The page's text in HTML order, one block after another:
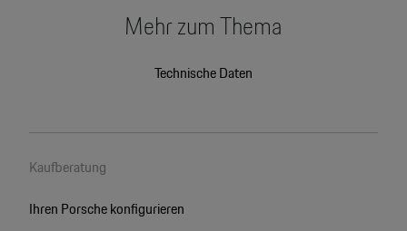
Mehr zum Thema
Technische Daten
Kaufberatung
Ihren Porsche konfigurieren